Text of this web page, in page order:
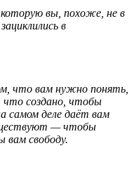
вы, похоже, не в
в
что вам нужно понять,
что создано, чтобы
самом деле даёт вам
— чтобы
вам свободу.